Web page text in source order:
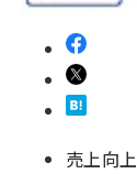
売上向上